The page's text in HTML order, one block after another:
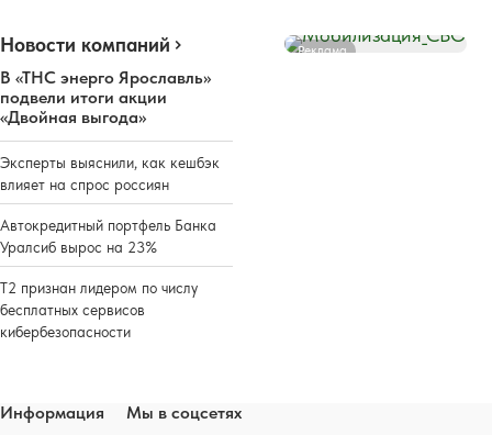
Новости компаний
В «ТНС энерго Ярославль»
подвели итоги акции
«Двойная выгода»
Эксперты выяснили, как кешбэк
влияет на спрос россиян
Автокредитный портфель Банка
Уралсиб вырос на 23%
Т2 признан лидером по числу
бесплатных сервисов
кибербезопасности
Реклама
Информация
Мы в соцсетях